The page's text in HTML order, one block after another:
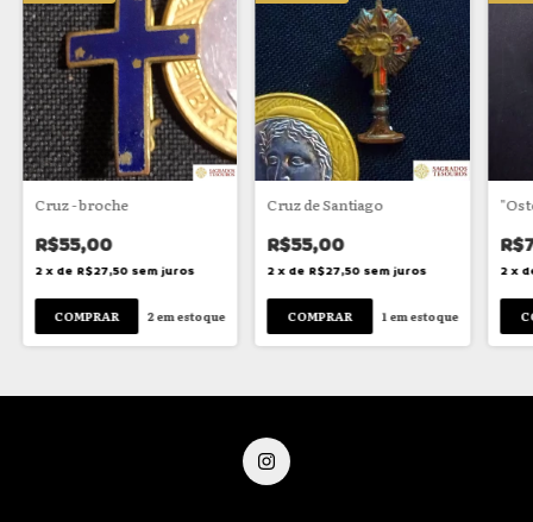
Cruz - broche
R$55,00
2 x de R$27,50 sem juros
2em estoque
Cruz de Santiago
R$55,00
2 x de R$27,50 sem juros
1 em estoque
2 x